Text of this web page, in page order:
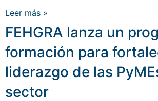
Leer más »
FEHGRA lanza un
formación para
liderazgo de las
sector